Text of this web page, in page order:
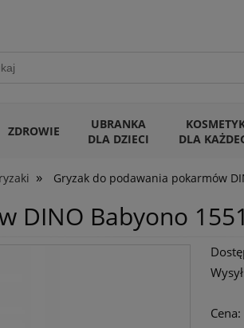
ZDROWIE
UBRANKA
DLA DZIECI
DLA
» Gryzak do podawania pokarmów
DINO Babyono
Cena: